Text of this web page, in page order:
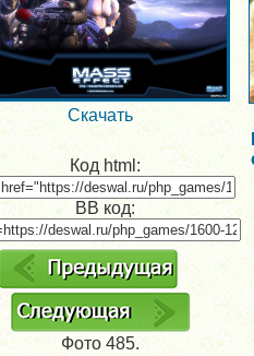
Скачать
Код html:
BB код:
Фото 485.